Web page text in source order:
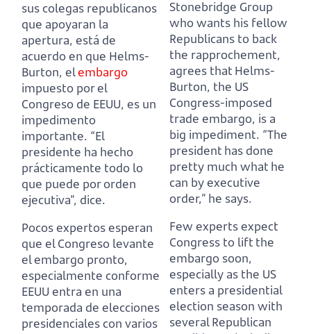
sus colegas republicanos
que apoyaran la
apertura, está de
acuerdo en que Helms-
Burton, elembargo
impuesto por el
Congreso de EEUU, es un
impedimento
importante. “El
presidente ha hecho
prácticamente todo lo
que puede por orden
ejecutiva”, dice.
Pocos expertos esperan
que el Congreso levante
el embargo pronto,
especialmente conforme
EEUU entra en una
temporada de elecciones
presidenciales con varios
Stonebridge Group
who wants his fellow
Republicans to back
the rapprochement,
agrees that Helms-
Burton, the US
Congress-imposed
trade embargo, is a
big impediment. “The
president has done
pretty much what he
can by executive
order,” he says.
Few experts expect
Congress to lift the
embargo soon,
especially as the US
enters a presidential
election season with
several Republican